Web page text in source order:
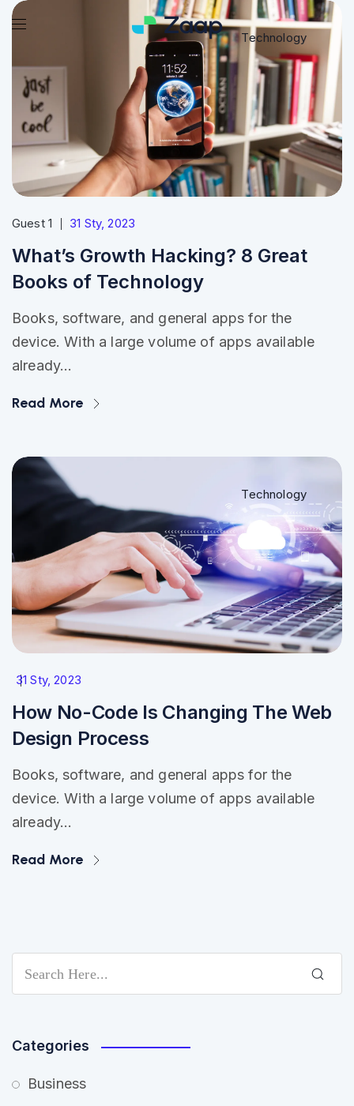
Technology
Guest 1 31 Sty, 2023
What’s Growth Hacking? 8 Great
Books of Technology
Books, software, and general apps for the
device. With a large volume of apps available
already...
Read More
Technology
31 Sty, 2023
How No-Code Is Changing The Web
Design Process
Books, software, and general apps for the
device. With a large volume of apps available
already...
Read More
Categories
Business